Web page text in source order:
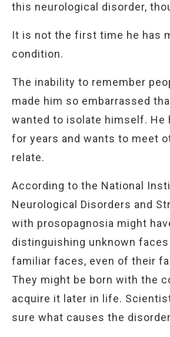
this neurological disorder,
It is not the first time he has
condition.
The inability to remember
made him so embarrassed
wanted to isolate himself. He
for years and wants to meet
relate.
According to the National
Neurological Disorders and
with prosopagnosia might
distinguishing unknown
familiar faces, even of their
They might be born with the
acquire it later in life.
sure what causes the